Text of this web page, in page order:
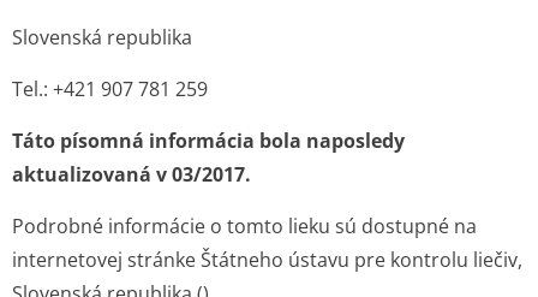
Slovenská republika
Tel.: +421 907 781 259
Táto písomná informácia bola naposledy
aktualizovaná v 03/2017.
Podrobné informácie o tomto lieku sú dostupné na
internetovej stránke Štátneho ústavu pre kontrolu liečiv,